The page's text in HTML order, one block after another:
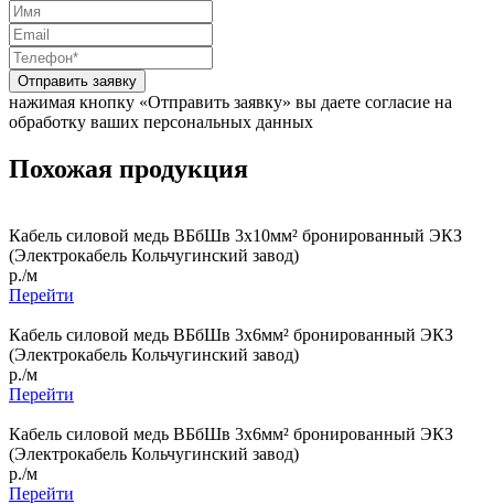
Отправить заявку
нажимая кнопку «Отправить заявку» вы даете согласие на
обработку ваших персональных данных
Похожая продукция
Кабель силовой медь ВБбШв 3x10мм² бронированный ЭКЗ
(Электрокабель Кольчугинский завод)
р./м
Перейти
Кабель силовой медь ВБбШв 3x6мм² бронированный ЭКЗ
(Электрокабель Кольчугинский завод)
р./м
Перейти
Кабель силовой медь ВБбШв 3x6мм² бронированный ЭКЗ
(Электрокабель Кольчугинский завод)
р./м
Перейти